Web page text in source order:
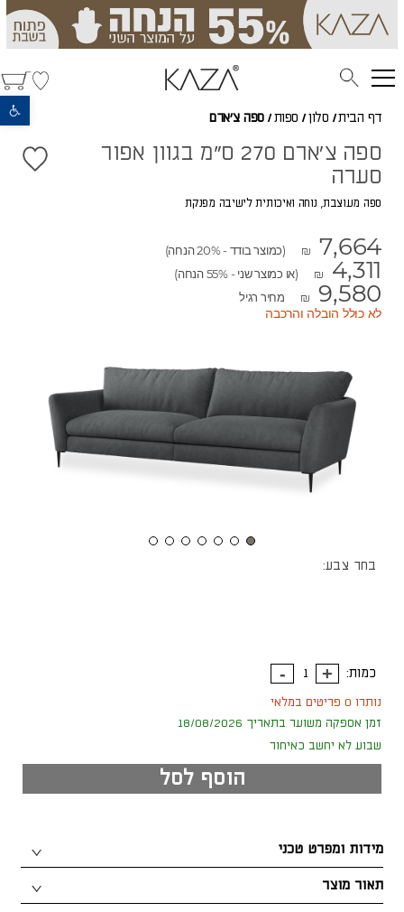
פתח סרגל נגישות
דף הבית/ סלון / ספות / ספה צ'ארם
ספה צ'ארם 270 ס"מ בגוון אפור
סערה
ספה מעוצבת, נוחה ואיכותית לישיבה מפנקת
₪ 7,664 (כמוצר בודד - 20% הנחה)
₪ 4,311 (או כמוצר שני - 55% הנחה)
₪ 9,580 מחיר רגיל
לא כולל הובלה והרכבה
בחר צבע:
כמות:
נותרו 0 פריטים במלאי
זמן אספקה משוער בתאריך 18/08/2026
שבוע לא יחשב כאיחור
הוסף לסל
תאור מוצר
מידות ומפרט טכני